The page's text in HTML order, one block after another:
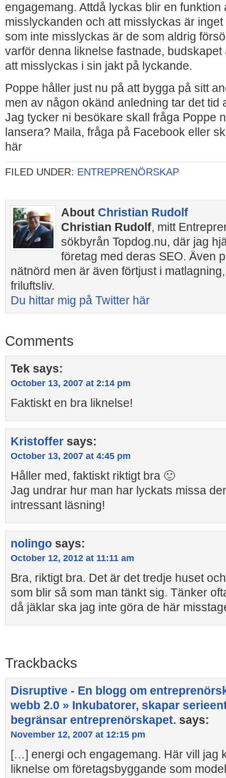
engagemang. Attdå lyckas blir en funktion
misslyckanden och att misslyckas är
som inte misslyckas är de som aldrig
varför denna liknelse fastnade, budskapet
att misslyckas i sin jakt på lyckande.
Poppe håller just nu på att bygga på sitt
men av någon okänd anledning tar det tid
Jag tycker ni besökare skall fråga Poppe
lansera? Maila, fråga på Facebook eller
här
FILED UNDER: ENTREPRENÖRSKAP
About Christian Rudolf
Christian Rudolf, mitt
sökbyrån Topdog.nu, där jag
företag med deras SEO. Även
nätnörd men är även förtjust i
friluftsliv.
Du hittar mig på Twitter här
Comments
Tek says:
October 13, 2007 at 2:14 pm
Faktiskt en bra liknelse!
Kristoffer says:
October 13, 2007 at 4:45 pm
Håller med, faktiskt riktigt bra 🙂
Jag undrar hur man har lyckats missa
intressant läsning!
nolingo says:
October 12, 2012 at 11:11 am
Bra, riktigt bra. Det är det tredje huset
som blir så som man tänkt sig. Tänker
då jäklar ska jag inte göra de här
Trackbacks
Disruptive - En blogg om
webb 2.0 » Inkubatorer, skapar
begränsar entreprenörskapet. says:
November 12, 2007 at 12:15 pm
[…] energi och engagemang. Här vill jag
liknelse om företagsbyggande som